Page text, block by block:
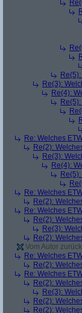
Re(3):
Re(4):
Re: Welches
Re(2):
Re(3):
Re(4):
Re: Welches
Re(2):
Re: Welches
Re(2):
Re(3):
Re(2):
Vom Autor
Re: Welches
Re(2):
Re: Welches
Re(2):
Re(3):
Re(2):
Re(2):